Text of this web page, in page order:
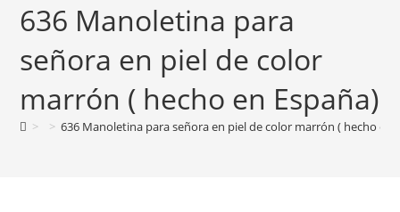
636 Manoletina para
señora en piel de color
marrón ( hecho en España)
> > 636 Manoletina para señora en piel de color marrón ( hecho en